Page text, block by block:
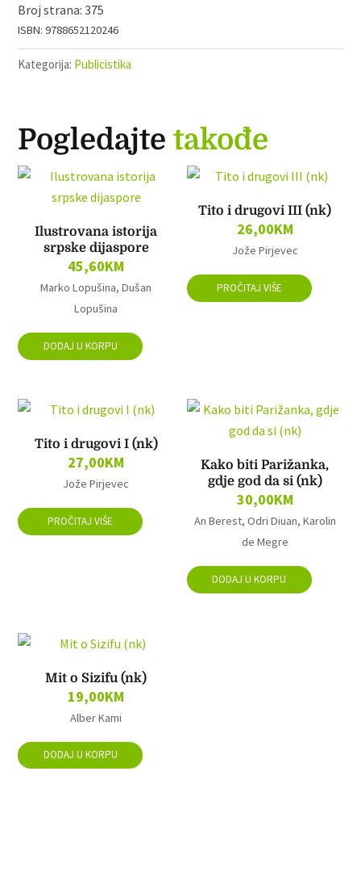
375
9788652120246
Kategorija: Publicistika
Pogledajtetakođe
Ilustrovana istorija
srpske dijaspore
45,60KM
Marko Lopušina, Dušan
Lopušina
DODAJ U KORPU
Tito i drugovi III (nk)
26,00KM
Jože Pirjevec
PROČITAJ VIŠE
Tito i drugovi I (nk)
27,00KM
Jože Pirjevec
PROČITAJ VIŠE
Kako biti Parižanka,
gdje god da si (nk)
30,00KM
An Berest, Odri Diuan, Karolin
de Megre
DODAJ U KORPU
Mit o Sizifu (nk)
19,00KM
Alber Kami
DODAJ U KORPU